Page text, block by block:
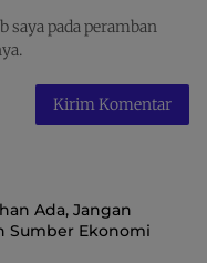
saya pada peramban
Ada, Jangan
Sumber Ekonomi